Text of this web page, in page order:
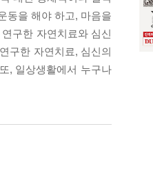
동을 해야 하고, 마음을
구한 자연치료와 심신
구한 자연치료, 심신의
, 일상생활에서 누구나